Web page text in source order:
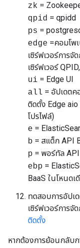
zk =
qpid = qpidd
ps =
edge =คอมโพ
เซิร์ฟเวอร์การจั
เซิร์ฟเวอร์
ui = Edge UI
all = อัปเดตค
ติดตั้ง Edge aio
โปรไฟล์)
e =
b = สแต็ก API
p = พอร์ทัล API
ebp =
BaaS ในโหนดเ
ทดสอบการอัปเ
เซิร์ฟเวอร์การจั
ติดตั้ง
หากต้องการย้อนกลับก